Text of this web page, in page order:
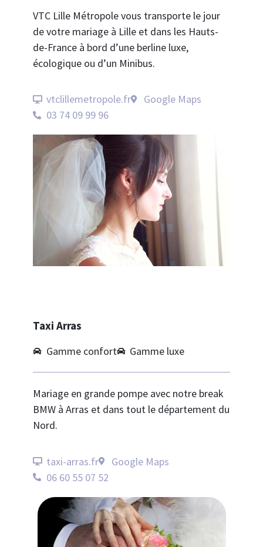
VTC Lille Métropole vous transporte le jour
de votre mariage à Lille et dans les Hauts-
de-France à bord d’une berline luxe,
écologique ou d’un Minibus.
vtclillemetropole.fr
Google Maps
03 74 09 99 96
Taxi Arras
Gamme confort Gamme luxe
Mariage en grande pompe avec notre break
BMW à Arras et dans tout le département du
Nord.
taxi-arras.fr
Google Maps
06 60 55 07 52